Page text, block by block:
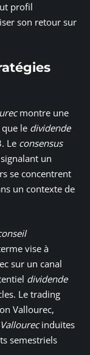
profil
son retour sur
montre une
le dividende
Le consensus
un
se concentrent
un contexte de
vise à
sur un canal
dividende
Le trading
Vallourec,
induites
semestriels